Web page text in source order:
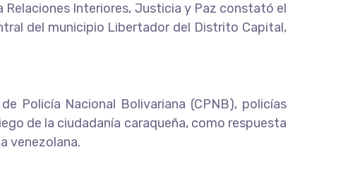
Relaciones Interiores, Justicia y Paz constató el
del municipio Libertador del Distrito Capital,
Policía Nacional Bolivariana (CPNB), policías
de la ciudadanía caraqueña, como respuesta
venezolana.